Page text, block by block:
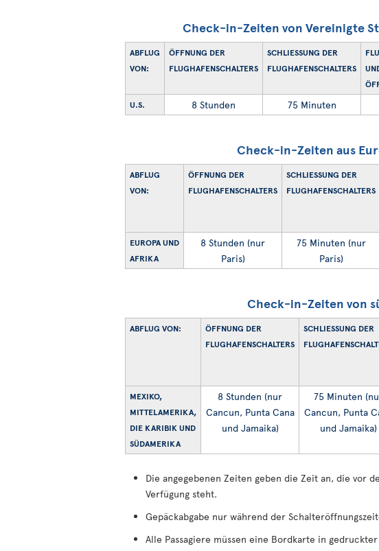
Check-in-Zeiten von Vereinigte
ABFLUG
VON:
ÖFFNUNG DER
FLUGHAFENSCHALTERS
SCHLIESSUNG DER F
LUGHAFENSCHALTERS
U.S.
8 Stunden 75 Minuten
Check-in-Zeiten aus
ABFLUG
VON:
ÖFFNUNG DER
FLUGHAFENSCHALTERS
SCHLIESSUNG DER F
LUGHAFENSCHALTERS
EUROPA UND
AFRIKA
8 Stunden (nur
Paris)
75 Minuten (nur
Paris)
Check-in-Zeiten von
ABFLUG VON:
ÖFFNUNG DER
FLUGHAFENSCHALTERS
SCHLIESSUNG DER F
MEXIKO,
MITTELAMERIKA,
DIE KARIBIK UND
SÜDAMERIKA
8 Stunden (nur
Cancun, Punta Cana
und Jamaika)
75 Minuten
Cancun, Punta
und Jamaika)
Die angegebenen Zeiten geben die Zeit an, die vor
Verfügung steht.
Gepäckabgabe nur während der
Alle Passagiere müssen eine Bordkarte in